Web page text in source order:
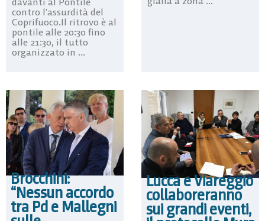
contro l’assurdità del
Coprifuoco.Il ritrovo è al
pontile alle 20:30 fino
alle 21:30, il tutto
organizzato in ...
Brocchini:
“Nessun accordo
tra Pd e Mallegni
Lucca e Viareggio
collaboreranno
sui grandi eventi,